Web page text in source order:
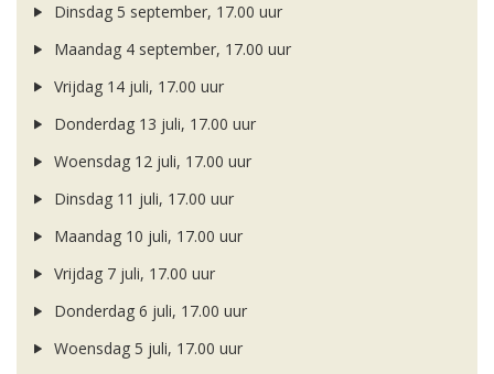
Dinsdag 5 september, 17.00 uur
Maandag 4 september, 17.00 uur
Vrijdag 14 juli, 17.00 uur
Donderdag 13 juli, 17.00 uur
Woensdag 12 juli, 17.00 uur
Dinsdag 11 juli, 17.00 uur
Maandag 10 juli, 17.00 uur
Vrijdag 7 juli, 17.00 uur
Donderdag 6 juli, 17.00 uur
Woensdag 5 juli, 17.00 uur